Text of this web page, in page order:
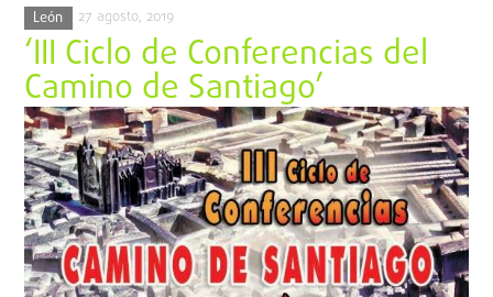
León 27 agosto, 2019
‘III Ciclo de Conferencias del
Camino de Santiago’